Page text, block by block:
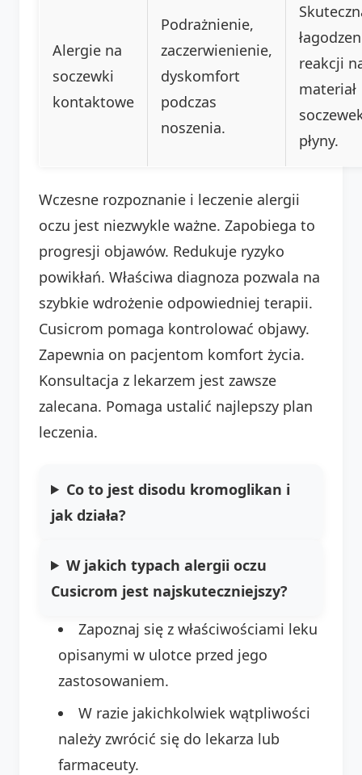
Alergie na
soczewki
kontaktowe
Podrażnienie,
zaczerwienienie,
dyskomfort
podczas
noszenia.
reakcji
materiał
płyny.
Wczesne rozpoznanie i leczenie alergii
oczu jest niezwykle ważne. Zapobiega to
progresji objawów. Redukuje ryzyko
powikłań. Właściwa diagnoza pozwala na
szybkie wdrożenie odpowiedniej terapii.
Cusicrom pomaga kontrolować objawy.
Zapewnia on pacjentom komfort życia.
Konsultacja z lekarzem jest zawsze
zalecana. Pomaga ustalić najlepszy plan
leczenia.
Co to jest disodu kromoglikan i
jak działa?
W jakich typach alergii oczu
Cusicrom jest najskuteczniejszy?
Zapoznaj się z właściwościami leku
opisanymi w ulotce przed jego
zastosowaniem.
W razie jakichkolwiek wątpliwości
należy zwrócić się do lekarza lub
farmaceuty.